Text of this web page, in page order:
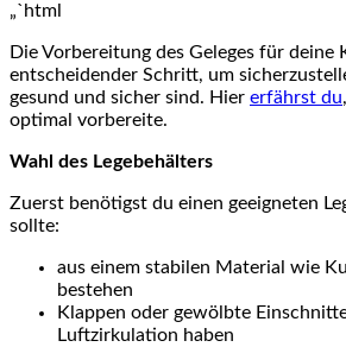
„`html
Die Vorbereitung‍ des Geleges⁣ für⁢ deine
entscheidender Schritt, um
gesund und sicher sind. Hier erfährst du
optimal vorbereite.
Wahl des Legebehälters
Zuerst benötigst du ⁤einen geeigneten
sollte:
aus einem stabilen Material wie
bestehen
Klappen oder gewölbte
Luftzirkulation haben